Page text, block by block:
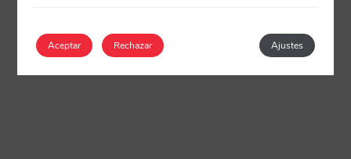
Aceptar Ajustes
Rechazar